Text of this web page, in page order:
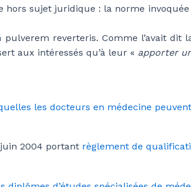
sujet juridique : la norme invoquée
pulverem reverteris. Comme l’avait dit
aux intéressés qu’à leur « apporter
les docteurs en médecine
2004 portant règlement de